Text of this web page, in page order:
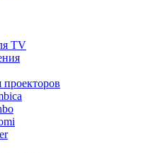
TV
проекторов